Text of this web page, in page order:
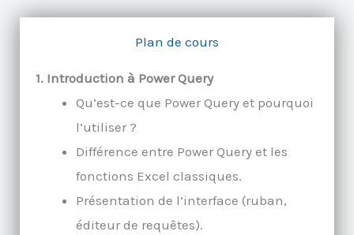
Plan de cours
1. Introduction à Power Query
Qu’est-ce que Power Query et pourquoi
l’utiliser ?
Différence entre Power Query et les
fonctions Excel classiques.
Présentation de l’interface (ruban,
éditeur de requêtes).